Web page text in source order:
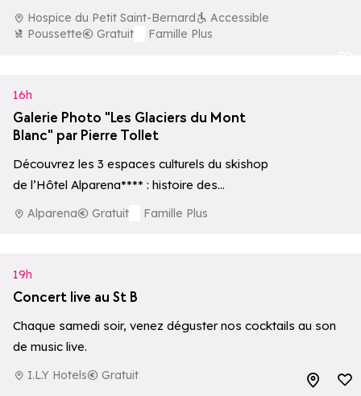
de participer à une balade conviviale, ouverte
à tous,…
Hospice du Petit Saint-Bernard
Accessible
Poussette
Gratuit
Famille Plus
16h
Galerie Photo "Les Glaciers du Mont
Blanc" par Pierre Tollet
Découvrez les 3 espaces culturels du skishop
de l’Hôtel Alparena**** : histoire des
premières ascensions, écosystèmes
Alparena Gratuit Famille Plus
19h
Concert live au St B
Chaque samedi soir, venez déguster nos cocktails au son
de music live.
I.L.Y Hotels Gratuit Ajouter